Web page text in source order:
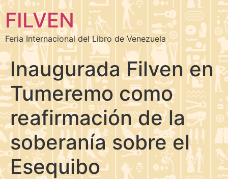
FILVEN
Feria Internacional del Libro de Venezuela
Inaugurada Filven en
Tumeremo como
reafirmación de la
soberanía sobre el
Esequibo